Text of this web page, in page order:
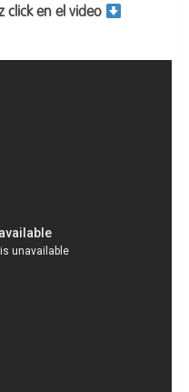
click en el video